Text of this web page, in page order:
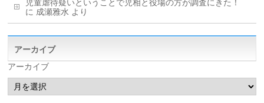
児童虐待疑いということで児相と役場の方が調査にきた！
に 成瀬雅水 より
アーカイブ
アーカイブ